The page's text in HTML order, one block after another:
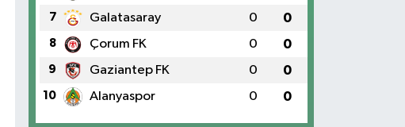
7 Galatasaray 0 0
8 Çorum FK 0 0
9 Gaziantep FK 0 0
10 Alanyaspor 0 0